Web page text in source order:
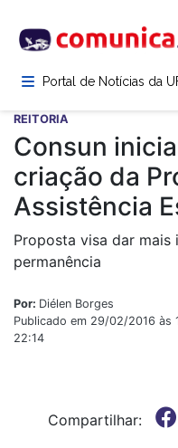
para
conteúdoPortal de Notícias da
REITORIA
Consun
criação da
Assistência
Proposta visa dar
permanência
Por: Diélen Borges
Publicado em 29/02/2016
22:14
Compartilhar: